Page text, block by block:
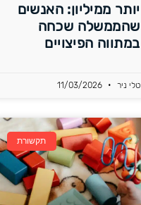
יותר ממיליון: האנשים
שהממשלה שכחה
במתווה הפיצויים
טלי ניר 11/03/2026
תקשורת